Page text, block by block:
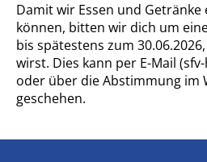
Damit wir Essen und
können, bitten wir dich um
bis spätestens zum
wirst. Dies kann per E-Mail
oder über die Abstimmung im
geschehen.